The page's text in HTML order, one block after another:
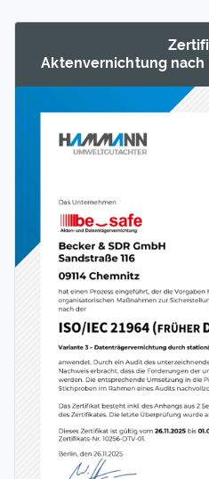
Akten­ver­nichtung nach